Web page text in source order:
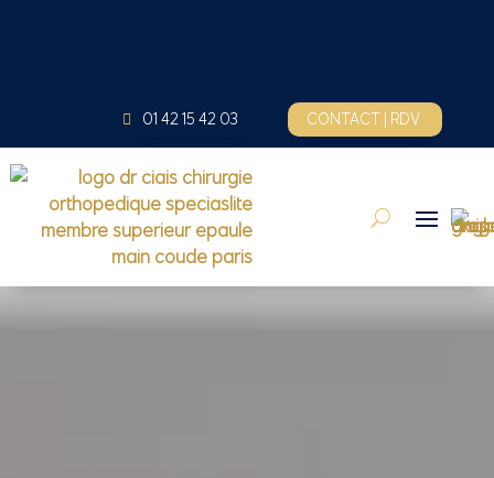
01 42 15 42 03 CONTACT | RDV